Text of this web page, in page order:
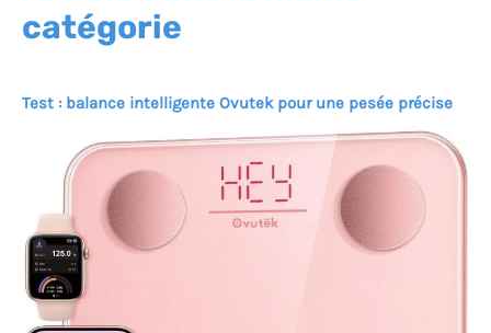
catégorie
Test : balance intelligente Ovutek pour une pesée précise